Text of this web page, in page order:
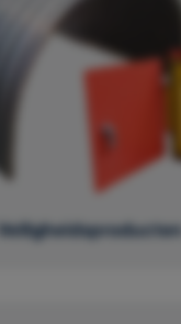
Veiligheidsproducten